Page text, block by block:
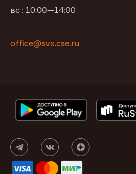
вс : 10:00—14:00
office@svx.cse.ru